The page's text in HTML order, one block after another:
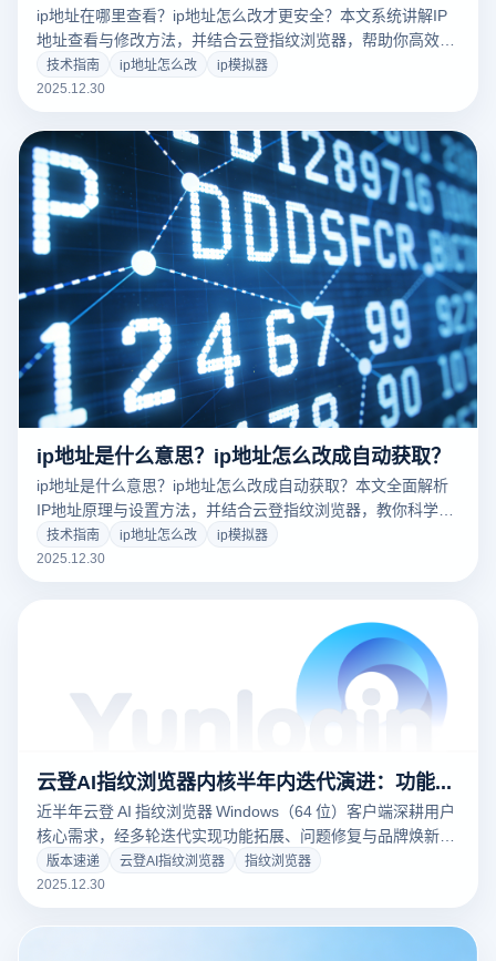
ip地址在哪里查看？ip地址怎么改才更安全？本文系统讲解IP
地址查看与修改方法，并结合云登指纹浏览器，帮助你高效管
理IP环境，提升账号稳定性与安全性。
技术指南 ip地址怎么改
ip模拟器
2025.12.30
ip地址是什么意思？ip地址怎么改成自动获取？
ip地址是什么意思？ip地址怎么改成自动获取？本文全面解析
IP地址原理与设置方法，并结合云登指纹浏览器，教你科学管
理IP环境，提升账号安全与使用稳定性。
技术指南 ip地址怎么改
ip模拟器
2025.12.30
云登AI指纹浏览器内核半年内迭代演进：功能与体验双重优化赋能高效浏览
近半年云登 AI 指纹浏览器 Windows（64 位）客户端深耕用户
核心需求，经多轮迭代实现功能拓展、问题修复与品牌焕新，
精准解决使用痛点、优化核心体验，全面提升稳定性与便捷
性，带来流畅可靠的浏览服务。
版本速递 云登AI指纹浏览器
指纹浏览器
2025.12.30